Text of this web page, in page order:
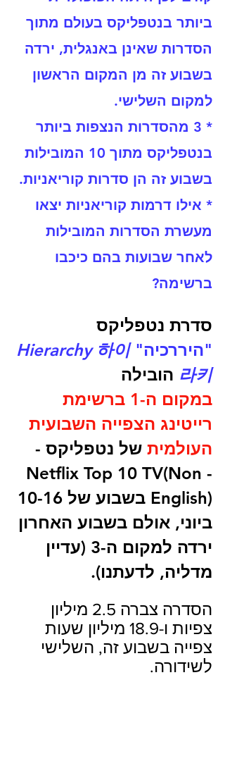
ביותר בנטפליקס בעולם מתוך
הסדרות שאינן באנגלית, ירדה
בשבוע זה מן המקום הראשון
למקום השלישי.
* 3 מ
הסדרות הנצפות ביותר
בנטפליקס
מתוך 10 המובילות
בשבוע זה הן סדרות קוריאניות.
* אילו דרמות קוריאניות יצאו
מעשרת הסדרות המובילות
לאחר שבועות בהם כיכבו
ברשימה?
סדרת נטפליקס
"היררכיה"
Hierarchy 하이
라키 הובילה
במקום ה-1 ברשימת
רייטינג הצפייה השבועית
העולמית של נטפליקס -
Netflix Top 10 TV(Non -
ביוני, אולם בשבוע האחרון
ירדה למקום ה-3 (עדיין
מדליה, לדעתנו).
הסדרה צברה 2.5 מיליון
צפיות ו-18.9 מיליון שעות
צפייה בשבוע זה, השלישי
לשידורה.